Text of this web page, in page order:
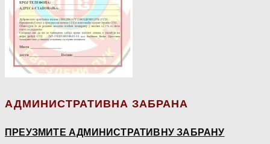
АДМИНИСТРАТИВНА ЗАБРАНА
ПРЕУЗМИТЕ АДМИНИСТРАТИВНУ ЗАБРАНУ